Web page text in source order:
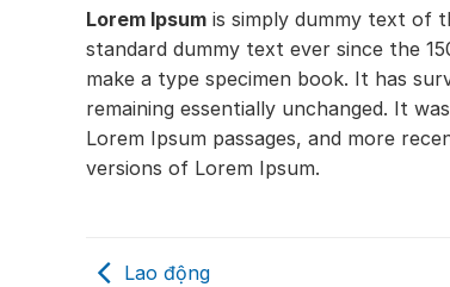
Lorem Ipsum is simply dummy text of
standard dummy text ever since the
make a type specimen book. It has
remaining essentially unchanged. It
Lorem Ipsum passages, and more
versions of Lorem Ipsum.
Lao động